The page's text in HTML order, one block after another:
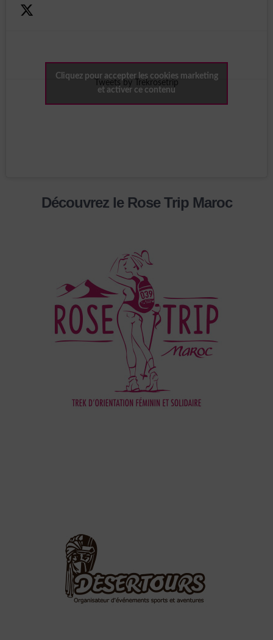
Tweets by Trekrosetrip
Cliquez pour accepter les cookies marketing
et activer ce contenu
Découvrez le Rose Trip Maroc